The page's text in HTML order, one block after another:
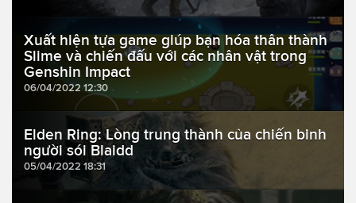
Xuất hiện tựa game giúp bạn hóa thân thành
Slime và chiến đấu với các nhân vật trong
Genshin Impact
06/04/2022 12:30
Elden Ring: Lòng trung thành của chiến binh
người sói Blaidd
05/04/2022 18:31